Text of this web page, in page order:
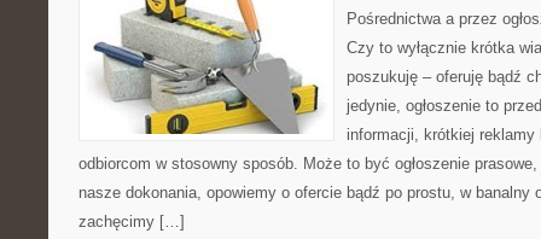
Pośrednictwa a przez
Czy to wyłącznie krótka
poszukuję – oferuję bądź
jedynie, ogłoszenie to
informacji, krótkiej reklamy
odbiorcom w stosowny sposób. Może to być ogłoszenie
nasze dokonania, opowiemy o ofercie bądź po prostu, w banalny
zachęcimy […]